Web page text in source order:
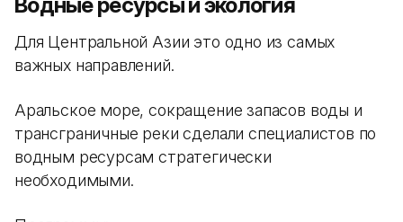
Для Центральной Азии это одно из самых
важных направлений.
Аральское море, сокращение запасов воды и
трансграничные реки сделали специалистов по
водным ресурсам стратегически
необходимыми.